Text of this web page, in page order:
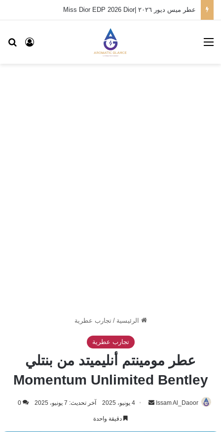
عطر ميس ديور ٢٠٢٦ |Miss Dior EDP 2026 Dior
تسجيل القائمة
الرئيسية / تجارب عطرية
تجارب عطرية
عطر مومينتم أنليميتد من بنتلي
Momentum Unlimited Bentley
Issam Al_Daoor
أرسل4 يونيو، 2025 آخر تحديث: 7 يونيو، 2025 0
دقيقة واحدة